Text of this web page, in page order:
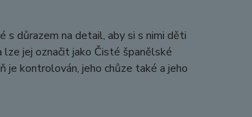
s důrazem na detail, aby si s nimi děti
jej označit jako Čisté španělské
je kontrolován, jeho chůze také a jeho